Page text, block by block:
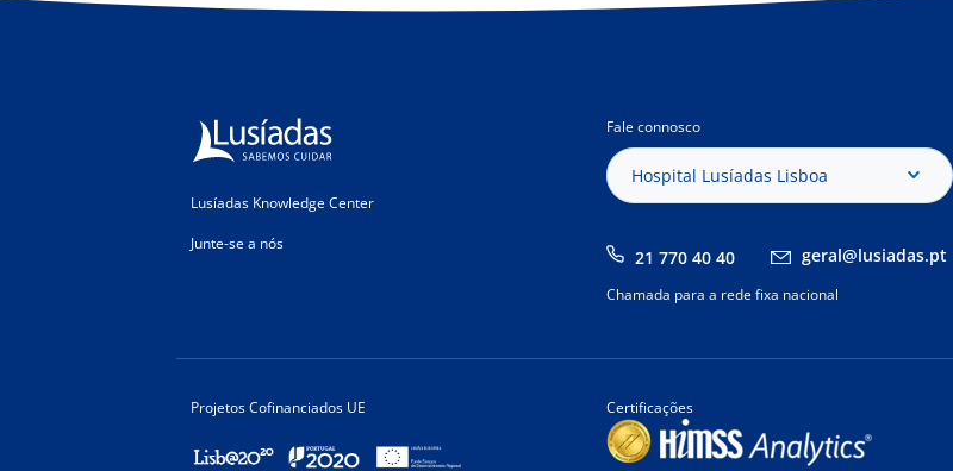
Lusíadas Knowledge Center
Junte-se a nós
Fale connosco
Hospital Lusíadas Lisboa
21 770 40 40 geral@lusiadas.pt
Chamada para a rede fixa nacional
Projetos Cofinanciados UE Certificações